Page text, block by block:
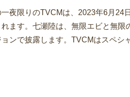
夜限りのTVCMは、2023年6月24
ます。七瀬陸は、無限エビと無
ンで披露します。TVCMはスペシ